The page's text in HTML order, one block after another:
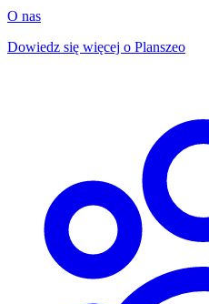
O nas
Dowiedz się więcej o Planszeo